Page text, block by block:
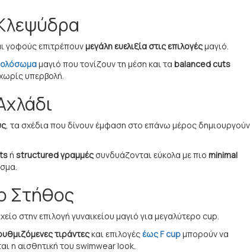
γοφούς επιτρέπουνμεγάλη ευελιξία στις επιλογέςμαγιό.
ολόσωμαμαγιό που τονίζουν τη μέση και τα balanced cuts
υπερβολή.
, τα σχέδια που δίνουν έμφαση στο επάνω μέρος δημιουργούν
ή structured γραμμές συνδυάζονται εύκολα με πιο minimal
Στήθος
στην επιλογή γυναικείου μαγιό για μεγαλύτερο cup.
τιράντεςκαι επιλογές έως F cupμπορούν να
η αισθητική του swimwear look.